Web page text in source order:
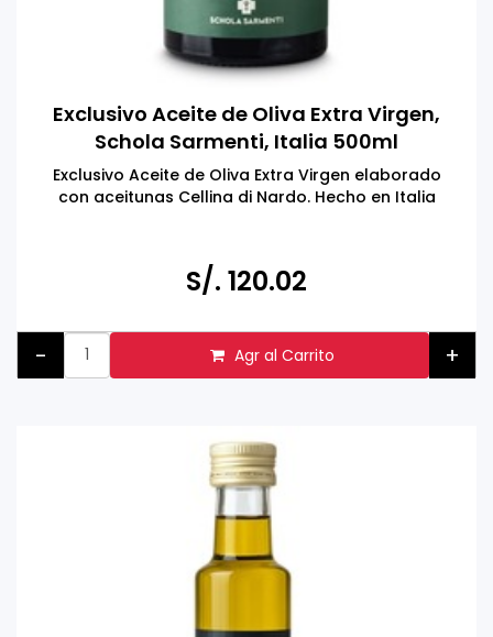
Exclusivo Aceite de Oliva Extra Virgen,
Schola Sarmenti, Italia 500ml
Exclusivo Aceite de Oliva Extra Virgen elaborado
con aceitunas Cellina di Nardo. Hecho en Italia
S/. 120.02
- Agr al Carrito +